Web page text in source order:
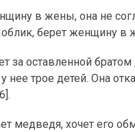
в жены, она не
берет женщину в
оставленной
трое детей. Она
медведя, хочет его